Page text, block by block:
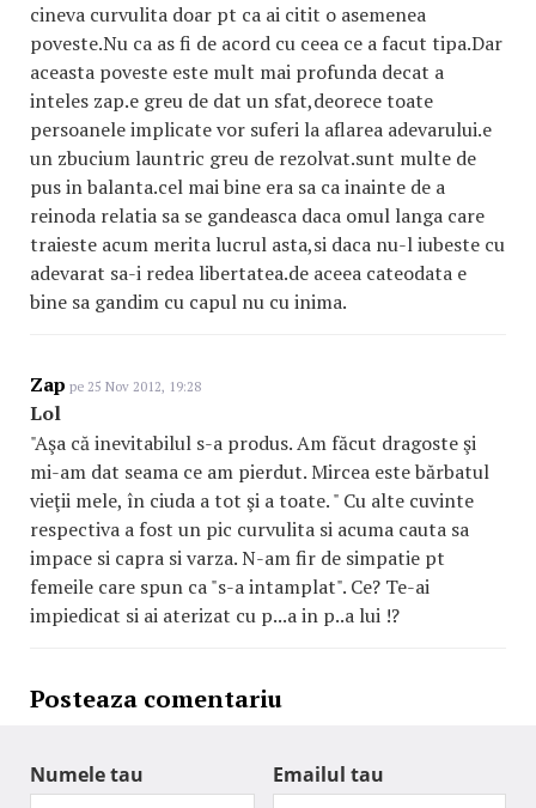
cineva curvulita doar pt ca ai citit o asemenea
poveste.Nu ca as fi de acord cu ceea ce a facut tipa.Dar
aceasta poveste este mult mai profunda decat a
inteles zap.e greu de dat un sfat,deorece toate
persoanele implicate vor suferi la aflarea adevarului.e
un zbucium launtric greu de rezolvat.sunt multe de
pus in balanta.cel mai bine era sa ca inainte de a
reinoda relatia sa se gandeasca daca omul langa care
traieste acum merita lucrul asta,si daca nu-l iubeste cu
adevarat sa-i redea libertatea.de aceea cateodata e
bine sa gandim cu capul nu cu inima.
Zap pe 25 Nov 2012, 19:28
Lol
"Aşa că inevitabilul s-a produs. Am făcut dragoste şi
mi-am dat seama ce am pierdut. Mircea este bărbatul
vieţii mele, în ciuda a tot şi a toate. " Cu alte cuvinte
respectiva a fost un pic curvulita si acuma cauta sa
impace si capra si varza. N-am fir de simpatie pt
femeile care spun ca "s-a intamplat". Ce? Te-ai
impiedicat si ai aterizat cu p...a in p..a lui !?
Posteaza comentariu
Numele tau Emailul tau